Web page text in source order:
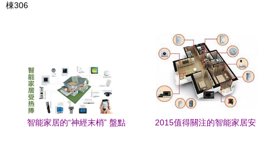
棟306
智能家居的“神經末梢” 盤點
2015值得關注的智能家居安